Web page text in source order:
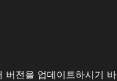
전을 업데이트하시기